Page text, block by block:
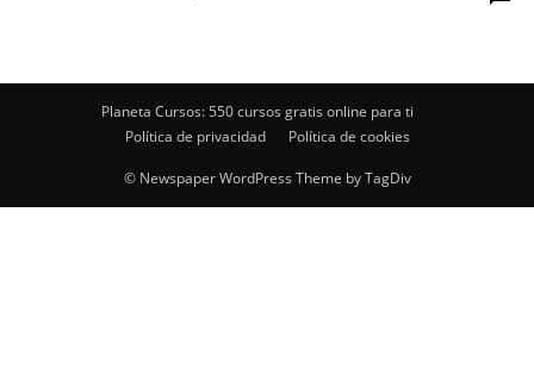
Planeta Cursos: 550 cursos gratis online para ti
Política de privacidad
Política de cookies
© Newspaper WordPress Theme by TagDiv